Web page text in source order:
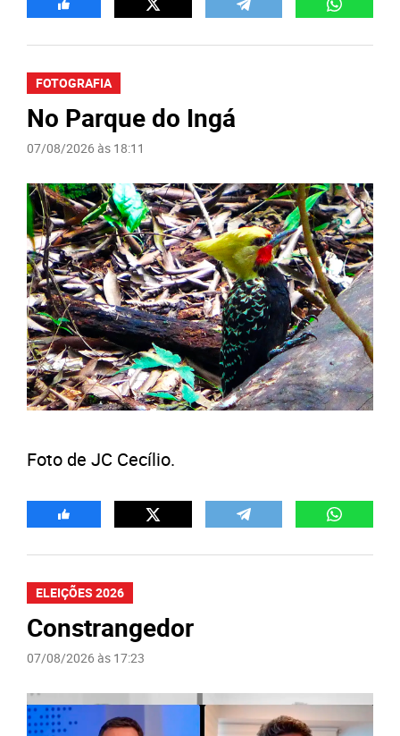
FOTOGRAFIA
No Parque do Ingá
07/08/2026 às 18:11
Foto de JC Cecílio.
ELEIÇÕES 2026
Constrangedor
07/08/2026 às 17:23